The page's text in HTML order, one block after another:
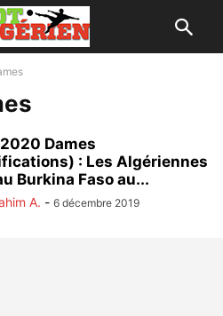
Dames
: Les Algériennes
Burkina Faso au...
A. - 6 décembre 2019